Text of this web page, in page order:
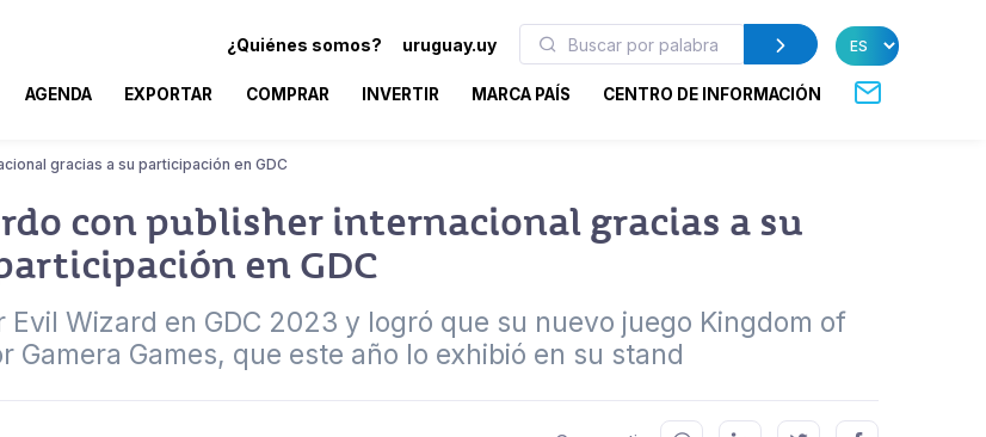
¿Quiénes somos? uruguay.uy
AGENDA EXPORTAR COMPRAR INVERTIR MARCA PAÍS CENTRO DE INFORMACIÓN
gracias a su participación en GDC
con publisher internacional gracias a su
en GDC
Wizard en GDC 2023 y logró que su nuevo juego Kingdom of
Gamera Games, que este año lo exhibió en su stand